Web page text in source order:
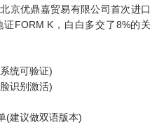
优鼎嘉贸易有限公司首次进口
FORM K，白白多交了8%的关
统可验证)
识别激活)
建议做双语版本)